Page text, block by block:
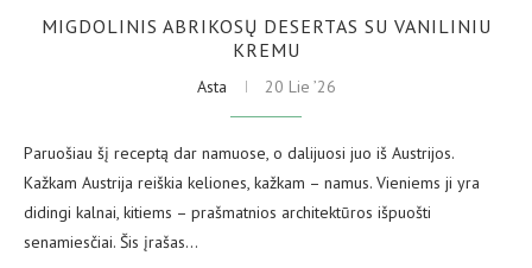
MIGDOLINIS ABRIKOSŲ DESERTAS SU VANILINIU
KREMU
Asta 20 Lie ’26
Paruošiau šį receptą dar namuose, o dalijuosi juo iš Austrijos.
Kažkam Austrija reiškia keliones, kažkam – namus. Vieniems ji yra
didingi kalnai, kitiems – prašmatnios architektūros išpuošti
senamiesčiai. Šis įrašas…